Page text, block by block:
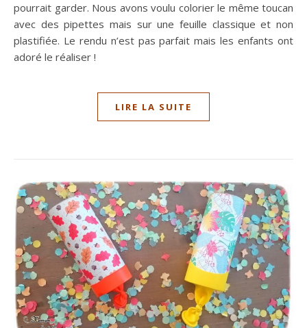
pourrait garder. Nous avons voulu colorier le même toucan
avec des pipettes mais sur une feuille classique et non
plastifiée. Le rendu n’est pas parfait mais les enfants ont
adoré le réaliser !
LIRE LA SUITE